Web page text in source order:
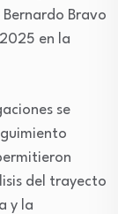
Bravo
en la
se
del trayecto
y la